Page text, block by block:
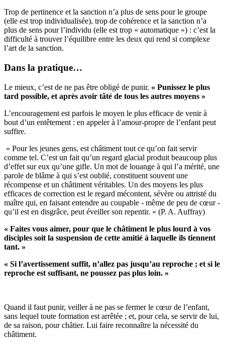
Trop de pertinence et la sanction n’a plus de sens pour le groupe
(elle est trop individualisée), trop de cohérence et la sanction n’a
plus de sens pour l’individu (elle est trop « automatique ») : c’est la
difficulté à trouver l’équilibre entre les deux qui rend si complexe
l’art de la sanction.
Dans la pratique…
Le mieux, c’est de ne pas être obligé de punir. « Punissez le plus
tard possible, et après avoir tâté de tous les autres moyens »
L’encouragement est parfois le moyen le plus efficace de venir à
bout d’un entêtement : en appeler à l’amour-propre de l’enfant peut
suffire.
« Pour les jeunes gens, est châtiment tout ce qu’on fait servir
comme tel. C’est un fait qu’un regard glacial produit beaucoup plus
d’effet sur eux qu’une gifle. Un mot de louange à qui l’a mérité, une
parole de blâme à qui s’est oublié, constituent souvent une
récompense et un châtiment véritables. Un des moyens les plus
efficaces de correction est le regard mécontent, sévère ou attristé du
maître qui, en faisant entendre au coupable - même de peu de cœur -
qu’il est en disgrâce, peut éveiller son repentir. » (P. A. Auffray)
« Faites vous aimer, pour que le châtiment le plus lourd à vos
disciples soit la suspension de cette amitié à laquelle ils tiennent
tant. »
« Si l’avertissement suffit, n’allez pas jusqu’au reproche ; et si le
reproche est suffisant, ne poussez pas plus loin. »
Quand il faut punir, veiller à ne pas se fermer le cœur de l’enfant,
sans lequel toute formation est arrêtée ; et, pour cela, se servir de lui,
de sa raison, pour châtier. Lui faire reconnaître la nécessité du
châtiment.